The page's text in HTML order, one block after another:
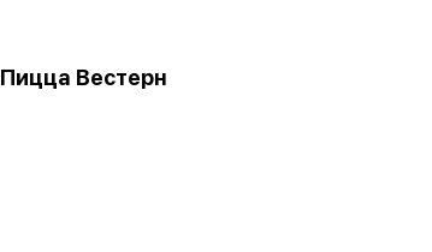
Пицца Вестерн